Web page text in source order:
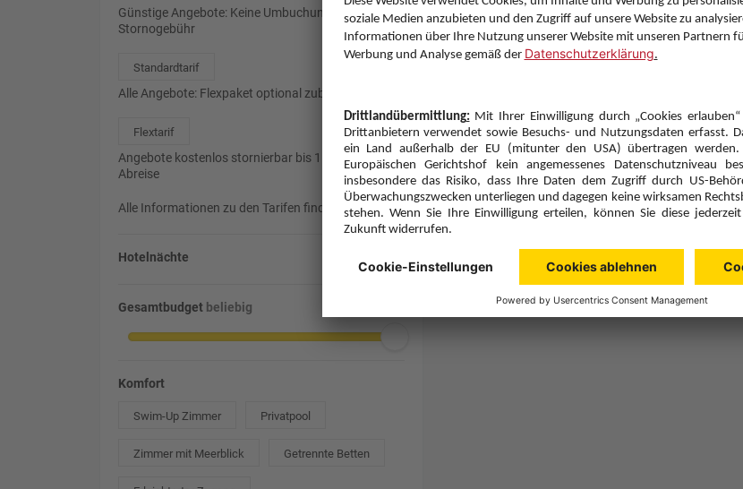
Günstige Angebote: Keine Umbuchung, 85%
Stornogebühr
Standardtarif
Alle Angebote: Flexpaket optional zubuchbar
Flextarif
Angebote kostenlos stornierbar bis 1 Tag vor
Abreise
Alle Informationen zu den Tarifen finden Siehier
Hotelnächte
Gesamtbudget beliebig
Komfort
Swim-Up Zimmer Privatpool
Zimmer mit Meerblick Getrennte Betten